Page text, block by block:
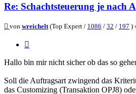
Re: Schachtsteuerung je nach
Beitrag
von wreichelt(Top Expert / 1086 / 32 / 197 )
Hallo bin mir nicht sicher ob das so
Soll die Auftragsart zwingend das
das Customizing (Transaktion OPJ8)